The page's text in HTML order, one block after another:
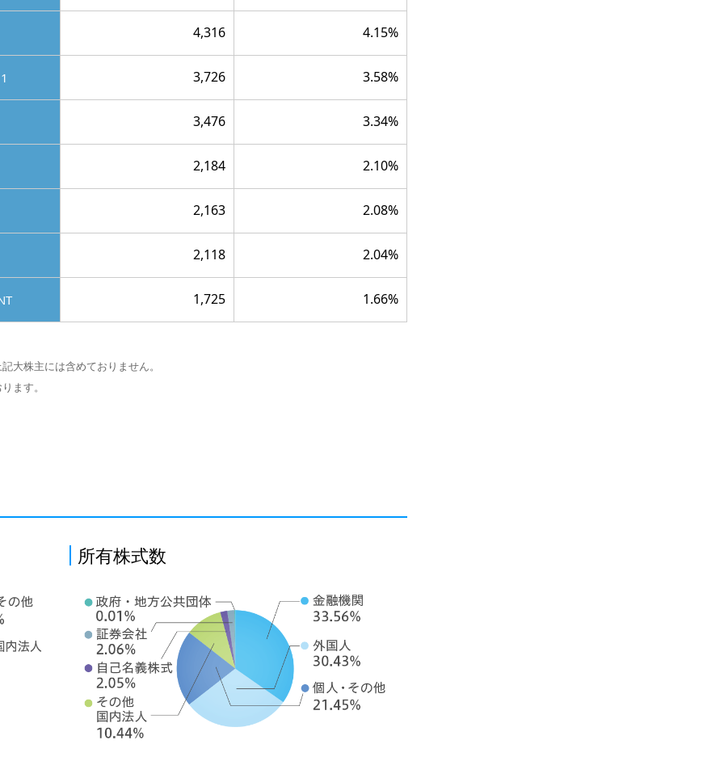
4,316 4.15%
3,726 3.58%
3,476 3.34%
2,184 2.10%
2,163 2.08%
2,118 2.04%
1,725 1.66%
大株主には含めておりません。
ます。
所有株式数